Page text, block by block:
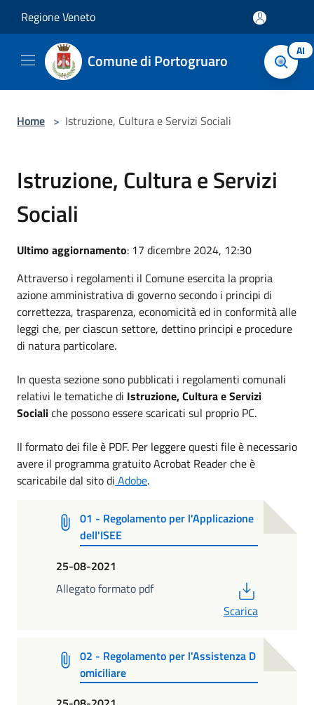
Regione Veneto
Comune di Portogruaro AI
Home > Istruzione, Cultura e Servizi Sociali
Istruzione, Cultura e Servizi
Sociali
Ultimo aggiornamento: 17 dicembre 2024, 12:30
Attraverso i regolamenti il Comune esercita la propria
azione amministrativa di governo secondo i principi di
correttezza, trasparenza, economicità ed in conformità alle
leggi che, per ciascun settore, dettino principi e procedure
di natura particolare.
In questa sezione sono pubblicati i regolamenti comunali
relativi le tematiche di Istruzione, Cultura e Servizi
Socialiche possono essere scaricati sul proprio PC.
Il formato dei file è PDF. Per leggere questi file è necessario
avere il programma gratuito Acrobat Reader che è
scaricabile dal sito di Adobe.
01 - Regolamento per l'Applicazione
dell'ISEE
25-08-2021
Allegato formato pdf
Scarica
02 - Regolamento per l'Assistenza D
omiciliare